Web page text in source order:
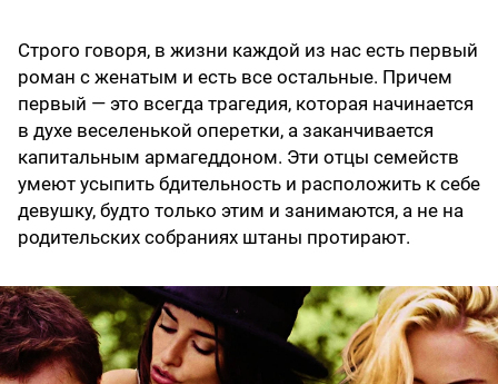
Строго говоря, в жизни каждой из нас есть первый
роман с женатым и есть все остальные. Причем
первый — это всегда трагедия, которая начинается
в духе веселенькой оперетки, а заканчивается
капитальным армагеддоном. Эти отцы семейств
умеют усыпить бдительность и расположить к себе
девушку, будто только этим и занимаются, а не на
родительских собраниях штаны протирают.